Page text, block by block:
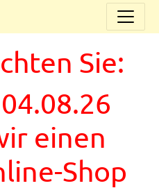
Sie:
einen
Shop